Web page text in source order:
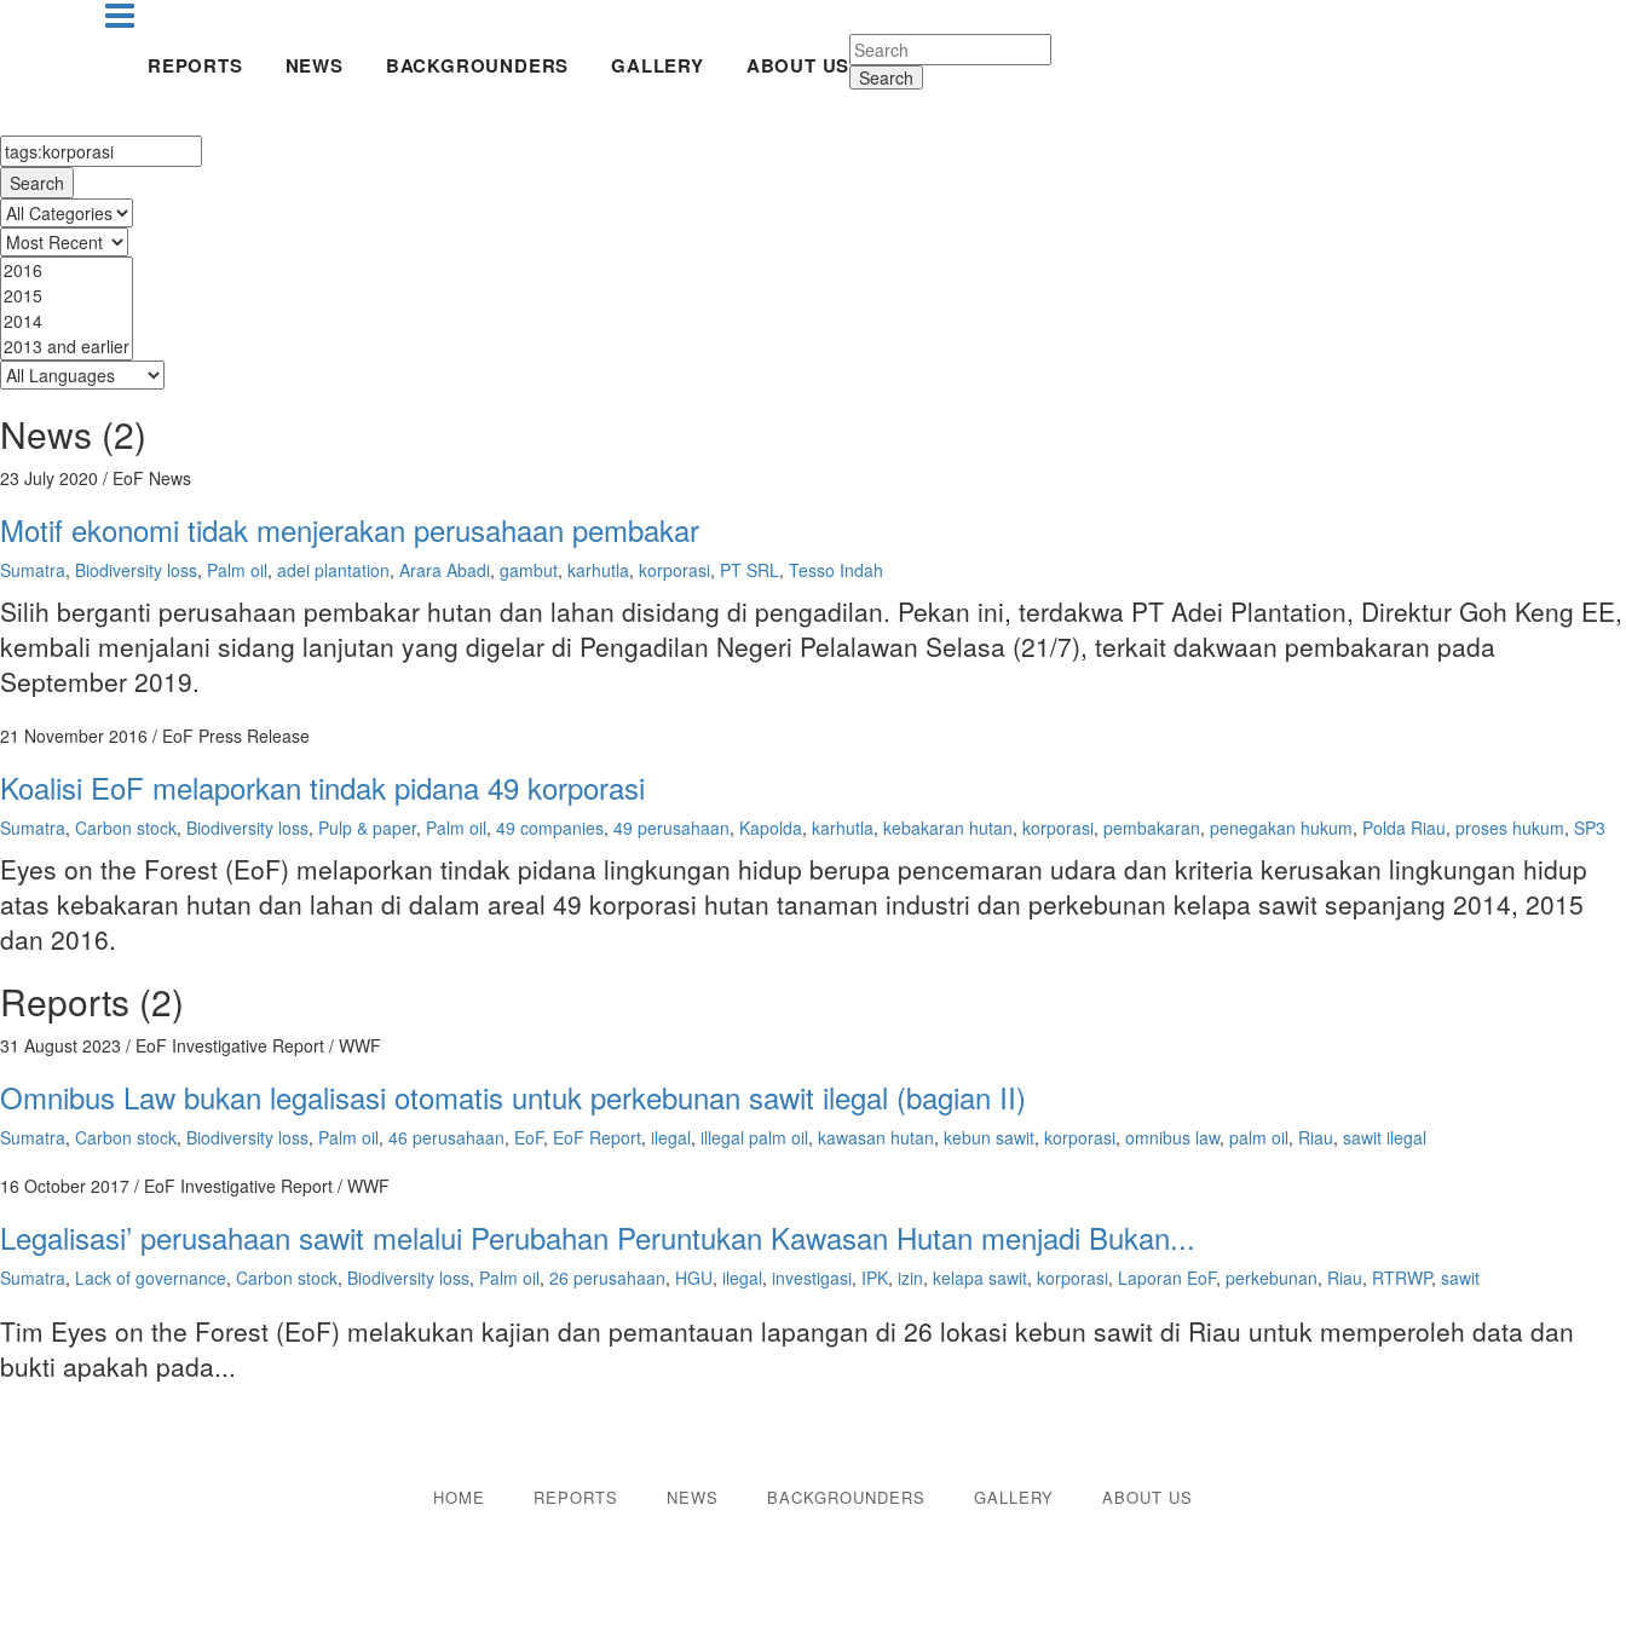
REPORTS NEWS BACKGROUNDERS GALLERY ABOUT US Search
Search
News (2)
23 July 2020 / EoF News
Motif ekonomi tidak menjerakan perusahaan pembakar
Sumatra, Biodiversity loss, Palm oil, adei plantation, Arara Abadi, gambut, karhutla, korporasi, PT SRL, Tesso Indah
Silih berganti perusahaan pembakar hutan dan lahan disidang di pengadilan. Pekan ini, terdakwa PT Adei Plantation, Direktur Goh Keng EE,
kembali menjalani sidang lanjutan yang digelar di Pengadilan Negeri Pelalawan Selasa (21/7), terkait dakwaan pembakaran pada
September 2019.
21 November 2016 / EoF Press Release
Koalisi EoF melaporkan tindak pidana 49 korporasi
Sumatra, Carbon stock, Biodiversity loss, Pulp & paper, Palm oil, 49 companies, 49 perusahaan, Kapolda, karhutla, kebakaran hutan, korporasi, pembakaran, penegakan hukum, Polda Riau, proses hukum, SP3
Eyes on the Forest (EoF) melaporkan tindak pidana lingkungan hidup berupa pencemaran udara dan kriteria kerusakan lingkungan hidup
atas kebakaran hutan dan lahan di dalam areal 49 korporasi hutan tanaman industri dan perkebunan kelapa sawit sepanjang 2014, 2015
dan 2016.
Reports (2)
31 August 2023 / EoF Investigative Report / WWF
Omnibus Law bukan legalisasi otomatis untuk perkebunan sawit ilegal (bagian II)
Sumatra, Carbon stock, Biodiversity loss, Palm oil, 46 perusahaan, EoF, EoF Report, ilegal, illegal palm oil, kawasan hutan, kebun sawit, korporasi, omnibus law, palm oil, Riau, sawit ilegal
16 October 2017 / EoF Investigative Report / WWF
Legalisasi’ perusahaan sawit melalui Perubahan Peruntukan Kawasan Hutan menjadi Bukan...
Sumatra, Lack of governance, Carbon stock, Biodiversity loss, Palm oil, 26 perusahaan, HGU, ilegal, investigasi, IPK, izin, kelapa sawit, korporasi, Laporan EoF, perkebunan, Riau, RTRWP, sawit
Tim Eyes on the Forest (EoF) melakukan kajian dan pemantauan lapangan di 26 lokasi kebun sawit di Riau untuk memperoleh data dan
bukti apakah pada...
HOME REPORTS NEWS BACKGROUNDERS GALLERY ABOUT US